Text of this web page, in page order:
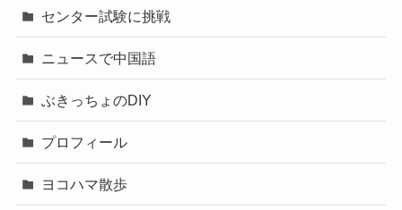
センター試験に挑戦
ニュースで中国語
ぶきっちょのDIY
プロフィール
ヨコハマ散歩